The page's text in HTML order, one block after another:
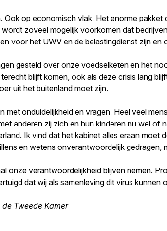
Ook op economisch vlak. Het enorme
zoveel mogelijk voorkomen dat
voor het UWV en de belastingdienst zijn en
gesteld over onze voedselketen en het
blijft komen, ook als deze crisis lang
uit het buitenland moet zijn.
met onduidelijkheid en vragen. Heel veel
anderen zij zich en hun kinderen nu wel of
Ik vind dat het kabinet alles eraan
en wetens onverantwoordelijk gedragen,
onze verantwoordelijkheid blijven nemen.
dat wij als samenleving dit virus
Tweede Kamer